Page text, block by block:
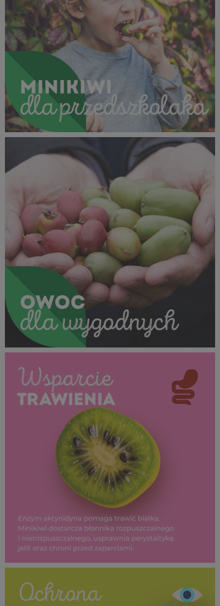
SUPEROWOCE Minikiwi (26).jpg
875 KB
SUPEROWOCE Minikiwi (25).jpg
309 KB
SUPEROWOCE Minikiwi (24).jpg
508 KB